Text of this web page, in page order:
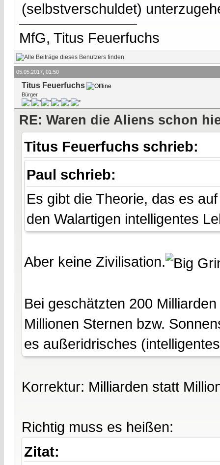
(selbstverschuldet)
MfG, Titus Feuerfuchs
05.05.2017, 01:50
Titus Feuerfuchs
Bürger
RE: Waren die Aliens schon
Titus Feuerfuchs schrieb:
Paul schrieb:
Es gibt die Theorie, das es
den Walartigen intelligentes
Aber keine Zivilisation.
Bei geschätzten 200
Millionen Sternen bzw.
es außeridrisches
Korrektur: Milliarden statt
Richtig muss es heißen:
Zitat: